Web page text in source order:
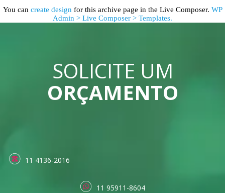
You can create design for this archive page in the Live Composer. WP
Admin > Live Composer > Templates.
SOLICITE UM
ORÇAMENTO
11 4136-2016
11 95911-8604